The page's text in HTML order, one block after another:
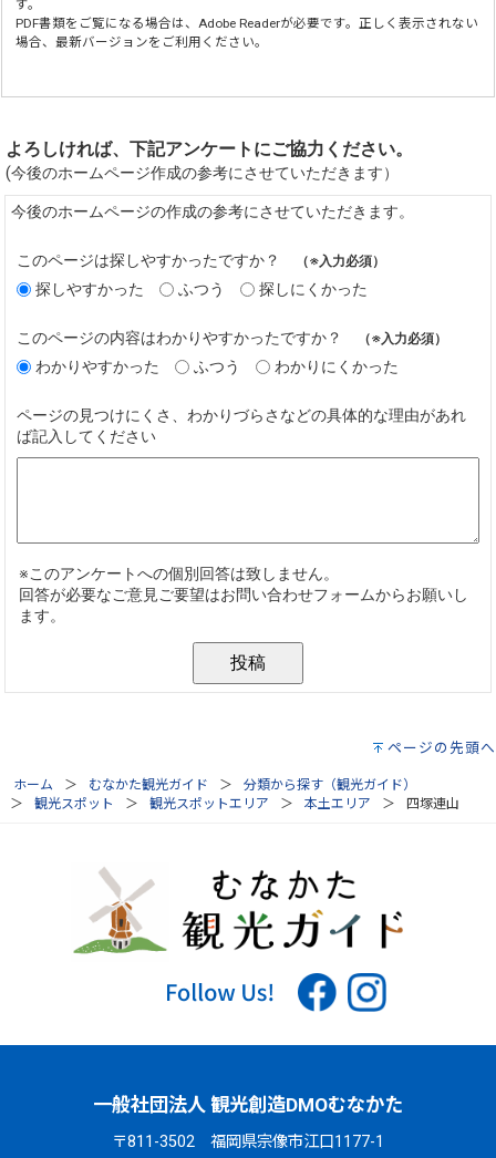
す。
PDF書類をご覧になる場合は、Adobe Readerが必要です。正しく表示されない
場合、最新バージョンをご利用ください。
ページの先頭へ
ホーム むなかた観光ガイド
分類から探す（観光ガイド）
観光スポット
観光スポットエリア 本土エリア 四塚連山
一般社団法人 観光創造DMOむなかた
〒811-3502 福岡県宗像市江口1177-1